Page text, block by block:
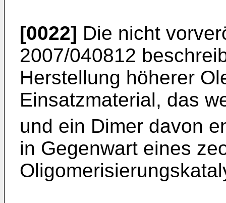
[0022] Die nicht
2007/040812
Herstellung höherer
Einsatzmaterial, das
und ein Dimer davon
in Gegenwart eines